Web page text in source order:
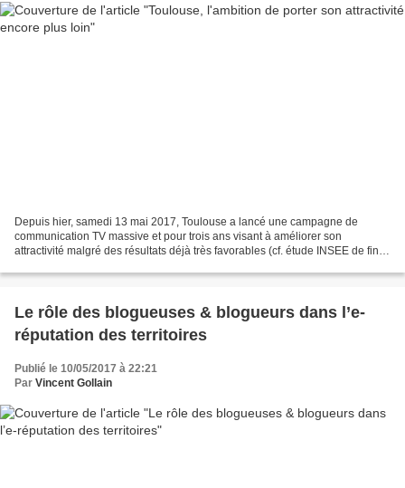
Depuis hier, samedi 13 mai 2017, Toulouse a lancé une campagne de
communication TV massive et pour trois ans visant à améliorer son
attractivité malgré des résultats déjà très favorables (cf. étude INSEE de fin
Le rôle des blogueuses & blogueurs dans l’e-
réputation des territoires
Publié le 10/05/2017 à 22:21
Par Vincent Gollain